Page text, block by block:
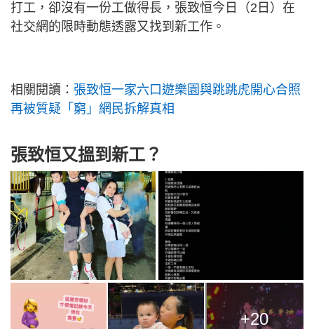
打工，卻沒有一份工做得長，張致恒今日（2日）在
社交網的限時動態透露又找到新工作。
相關閱讀： 張致恒一家六口遊樂園與跳跳虎開心合照
再被質疑「窮」網民拆解真相
張致恒又搵到新工？
+20